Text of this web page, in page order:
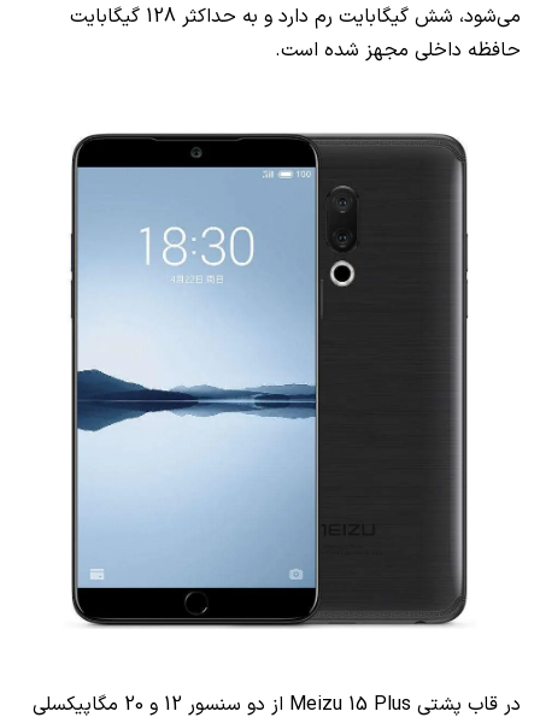
می‌شود، شش گیگابایت رم دارد و به حداکثر 128 گیگابایت
حافظه داخلی مجهز شده است.
در قاب پشتی Meizu 15 Plus از دو سنسور 12 و 20 مگاپیکسلی